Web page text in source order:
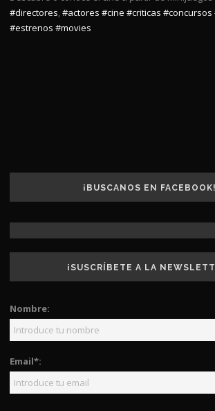
#directores #actores #cine #criticas #concursos
#estrenos #movies
¡BUSCANOS EN FACEBOOK!
¡SUSCRÍBETE A LA
Nombre:
Email*: